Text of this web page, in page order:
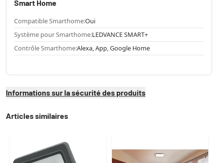
Smart Home
Compatible Smarthome:Oui
Système pour Smarthome:LEDVANCE SMART+
Contrôle Smarthome:Alexa, App, Google Home
Informations sur la sécurité des produits
Articles similaires